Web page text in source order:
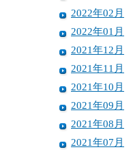
2022年02月
2022年01月
2021年12月
2021年11月
2021年10月
2021年09月
2021年08月
2021年07月